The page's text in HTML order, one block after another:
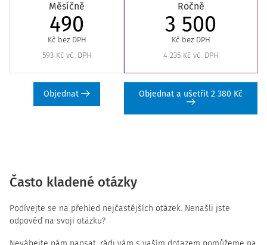
Měsíčně
490
Kč bez DPH
593 Kč vč. DPH
Objednat
Ročně
3 500
Kč bez DPH
4 235 Kč vč. DPH
Objednat a ušetřit 2 380 Kč
Často kladené otázky
Podívejte se na přehled nejčastějších otázek. Nenašli jste
odpověď na svoji otázku?